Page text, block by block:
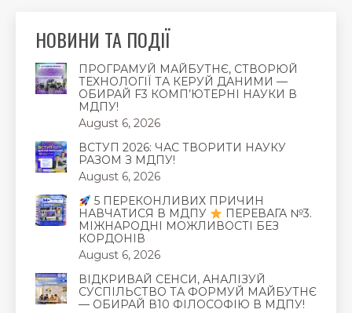
НОВИНИ ТА ПОДІЇ
ПРОГРАМУЙ МАЙБУТНЄ, СТВОРЮЙ
ТЕХНОЛОГІЇ ТА КЕРУЙ ДАНИМИ —
ОБИРАЙ F3 КОМП’ЮТЕРНІ НАУКИ В
МДПУ!
August 6, 2026
ВСТУП 2026: ЧАС ТВОРИТИ НАУКУ
РАЗОМ З МДПУ!
August 6, 2026
5 ПЕРЕКОНЛИВИХ ПРИЧИН
НАВЧАТИСЯ В МДПУ
ПЕРЕВАГА №3.
МІЖНАРОДНІ МОЖЛИВОСТІ БЕЗ
КОРДОНІВ
August 6, 2026
ВІДКРИВАЙ СЕНСИ, АНАЛІЗУЙ
СУСПІЛЬСТВО ТА ФОРМУЙ МАЙБУТНЄ
— ОБИРАЙ В10 ФІЛОСОФІЮ В МДПУ!